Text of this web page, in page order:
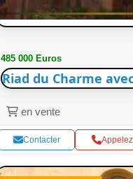
485 000 Euros
Riad du Charme
en vente
Contacter Appelez